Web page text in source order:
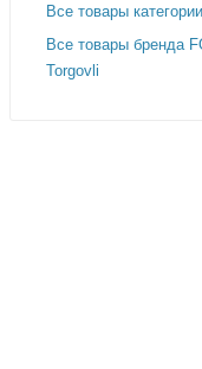
Все товары категории
Все товары бренда
Torgovli